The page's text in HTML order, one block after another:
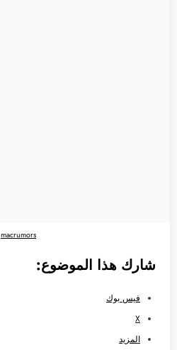
macrumors
شارك هذا الموضوع:
فيس بوك
X
المزيد